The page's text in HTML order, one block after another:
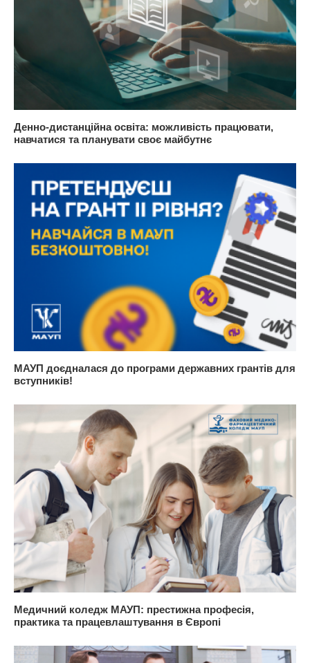
Денно-дистанційна освіта: можливість працювати,
навчатися та планувати своє майбутнє
МАУП доєдналася до програми державних грантів для
вступників!
Медичний коледж МАУП: престижна професія,
практика та працевлаштування в Європі